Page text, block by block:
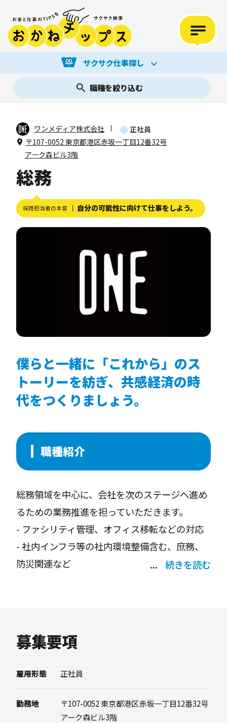
サクサク仕事探し
職種を絞り込む
ワンメディア株式会社
正社員
〒107-0052 東京都港区赤坂一丁目12番32号
アーク森ビル3階
総務
採用担当者の本音 自分の可能性に向けて仕事をしよう。
僕らと一緒に「これから」のス
トーリーを紡ぎ、共感経済の時
代をつくりましょう。
職種紹介
総務領域を中心に、会社を次のステージへ進め
るための業務推進を担っていただきます。
- ファシリティ管理、オフィス移転などの対応
- 社内インフラ等の社内環境整備含む、庶務、
防災関連など
運用
続きを読む
募集要項
雇用形態 正社員
勤務地
〒107-0052 東京都港区赤坂一丁目12番32号
アーク森ビル3階